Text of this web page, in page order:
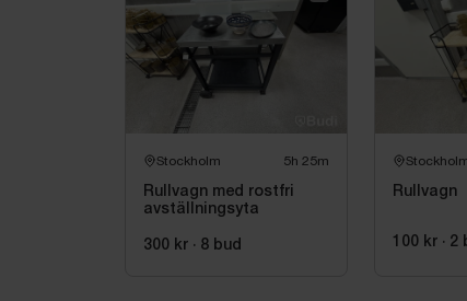
Stockholm 5h 25m
Rullvagn med rostfri
avställningsyta
300 kr · 8 bud
Rullvagn
100 kr · 2